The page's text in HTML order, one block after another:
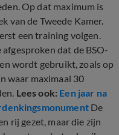
Op dat maximum is
van de Tweede Kamer.
een training volgen.
dat de BSO-
wordt gebruikt, zoals op
waar maximaal 30
Lees ook: Een jaar na
De
rij gezet, maar die zijn